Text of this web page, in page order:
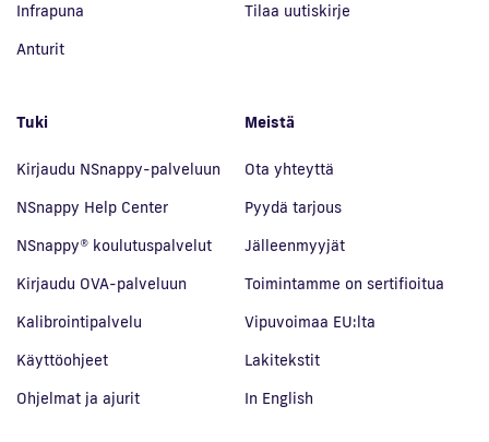
Infrapuna
Anturit
Tilaa uutiskirje
Tuki
Kirjaudu NSnappy-palveluun
NSnappy Help Center
NSnappy® koulutuspalvelut
Kirjaudu OVA-palveluun
Kalibrointipalvelu
Käyttöohjeet
Ohjelmat ja ajurit
Meistä
Ota yhteyttä
Pyydä tarjous
Jälleenmyyjät
Toimintamme on sertifioitua
Vipuvoimaa EU:lta
Lakitekstit
In English